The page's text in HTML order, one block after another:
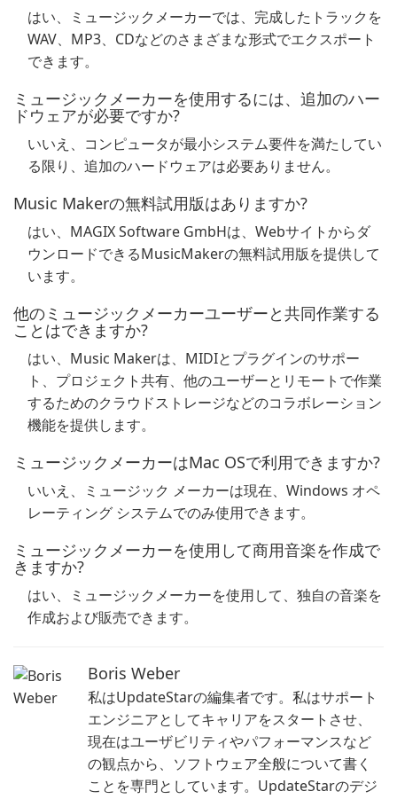
はい、ミュージックメーカーでは、完成したトラックを
WAV、MP3、CDなどのさまざまな形式でエクスポート
できます。
ミュージックメーカーを使用するには、追加のハー
ドウェアが必要ですか?
いいえ、コンピュータが最小システム要件を満たしてい
る限り、追加のハードウェアは必要ありません。
Music Makerの無料試用版はありますか?
はい、MAGIX Software GmbHは、Webサイトからダ
ウンロードできるMusicMakerの無料試用版を提供して
います。
他のミュージックメーカーユーザーと共同作業する
ことはできますか?
はい、Music Makerは、MIDIとプラグインのサポー
ト、プロジェクト共有、他のユーザーとリモートで作業
するためのクラウドストレージなどのコラボレーション
機能を提供します。
ミュージックメーカーはMac OSで利用できますか?
いいえ、ミュージック メーカーは現在、Windows オペ
レーティング システムでのみ使用できます。
ミュージックメーカーを使用して商用音楽を作成で
きますか?
はい、ミュージックメーカーを使用して、独自の音楽を
作成および販売できます。
Boris Weber
私はUpdateStarの編集者です。私はサポート
エンジニアとしてキャリアをスタートさせ、
現在はユーザビリティやパフォーマンスなど
の観点から、ソフトウェア全般について書く
ことを専門としています。UpdateStarのデジ